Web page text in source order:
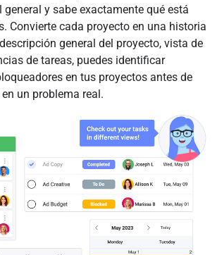
y sabe exactamente qué está
Convierte cada proyecto en una historia
general del proyecto, vista de
de tareas, puedes identificar
en tus proyectos antes de
un problema real.